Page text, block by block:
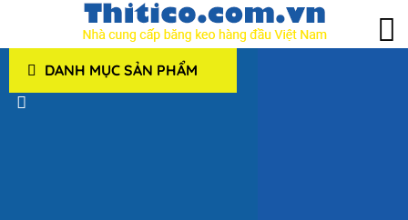
DANH MỤC SẢN PHẨM